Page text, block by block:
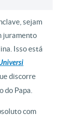
sejam
juramento
Isso está
discorre
do Papa.
com